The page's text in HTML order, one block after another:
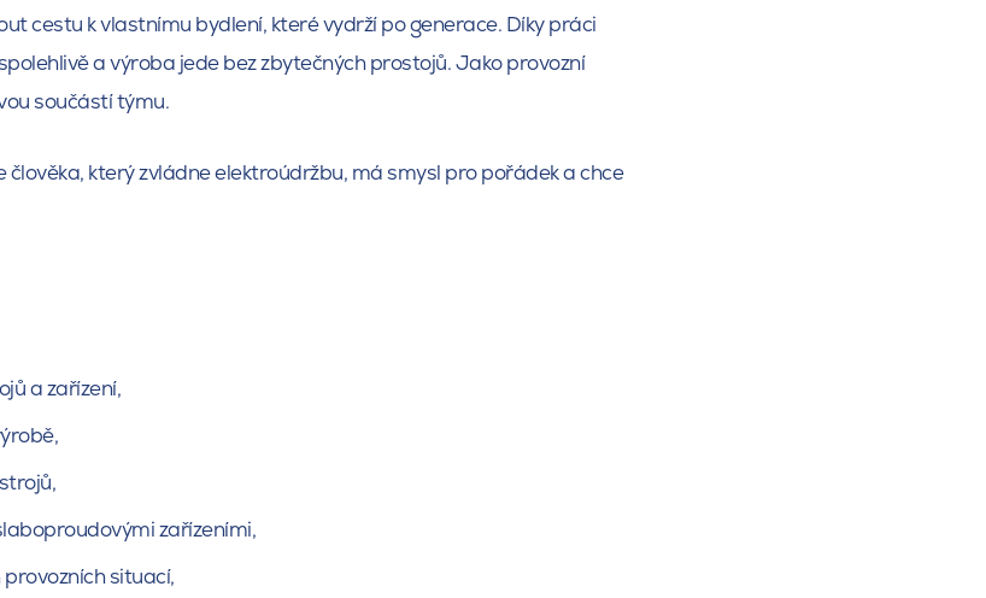
cestu k vlastnímu bydlení, které vydrží po generace. Díky práci
a výroba jede bez zbytečných prostojů. Jako provozní
součástí týmu.
který zvládne elektroúdržbu, má smysl pro pořádek a chce
a zařízení,
zařízeními,
situací,